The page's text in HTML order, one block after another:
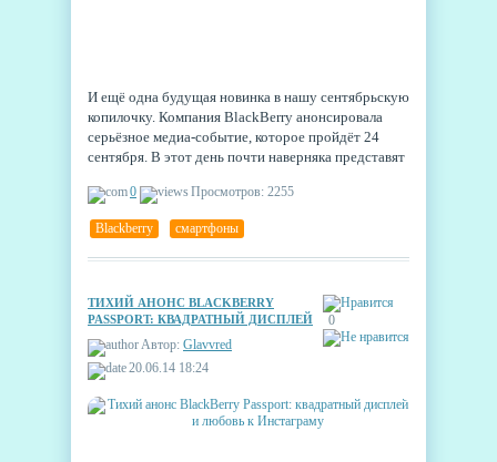
И ещё одна будущая новинка в нашу сентябрьскую
копилочку. Компания BlackBerry анонсировала
серьёзное медиа-событие, которое пройдёт 24
сентября. В этот день почти наверняка представят
0 Просмотров: 2255
Blackberry смартфоны
0
ТИХИЙ АНОНС BLACKBERRY
PASSPORT: КВАДРАТНЫЙ ДИСПЛЕЙ
Автор: Glavvred
20.06.14 18:24